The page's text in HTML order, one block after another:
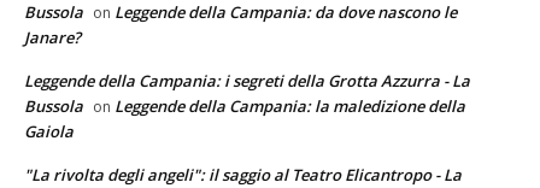
Bussola on Leggende della Campania: da dove nascono le
Janare?
Leggende della Campania: i segreti della Grotta Azzurra - La
Bussola on Leggende della Campania: la maledizione della
Gaiola
"La rivolta degli angeli": il saggio al Teatro Elicantropo - La